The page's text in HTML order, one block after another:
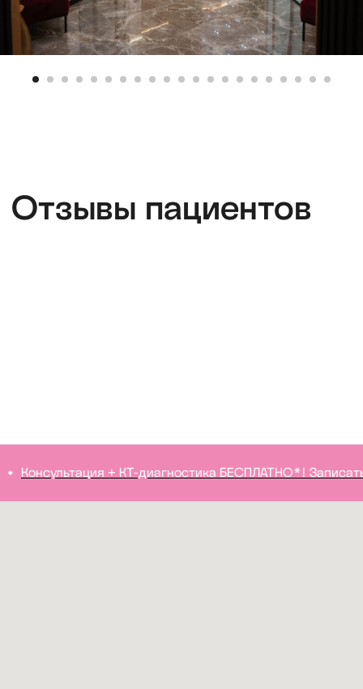
Консультация + КТ-диагностика БЕСПЛАТНО*!